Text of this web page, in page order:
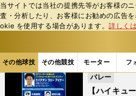
当サイトでは当社の提携先等がお客様の
査・分析したり、お客様にお勧めの広告
okie を使⽤する場合があります。詳しく
その他球技 その他競技 モーター フ
ス
その他球技の記事一覧 バレ
【ハイキュ
バレー